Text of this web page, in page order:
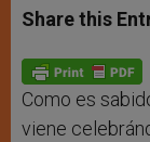
t
s
p
p
s
e
g
e
r
e
b
o
k
Share this
Como es
viene